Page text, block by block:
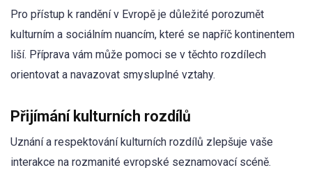
Pro přístup k randění v Evropě je důležité porozumět
kulturním a sociálním nuancím, které se napříč kontinentem
liší. Příprava vám může pomoci se v těchto rozdílech
orientovat a navazovat smysluplné vztahy.
Přijímání kulturních rozdílů
Uznání a respektování kulturních rozdílů zlepšuje vaše
interakce na rozmanité evropské seznamovací scéně.